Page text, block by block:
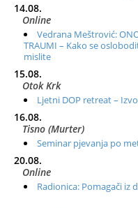
14.08.
Online
Vedrana Meštrović:
TRAUMI – Kako se
mislite
15.08.
Otok Krk
Ljetni DOP retreat –
16.08.
Tisno (Murter)
Seminar pjevanja po
20.08.
Online
Radionica: Pomagači iz